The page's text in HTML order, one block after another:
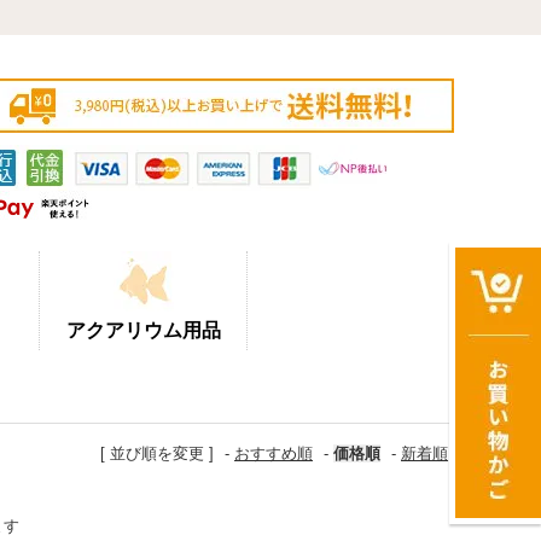
アクアリウム用品
[ 並び順を変更 ] - おすすめ順 - 価格順 - 新着順